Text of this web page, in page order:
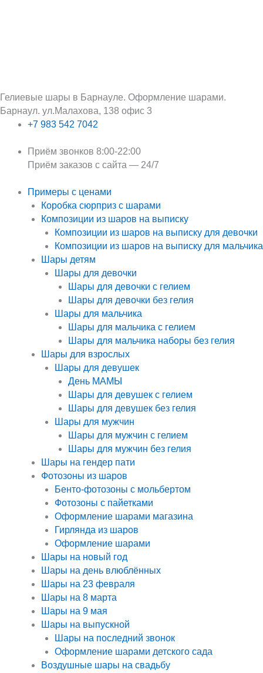
Гелиевые шары в Барнауле. Оформление шарами.
Барнаул. ул.Малахова, 138 офис 3
+7 983 542 7042
Приём звонков 8:00-22:00
Приём заказов с сайта — 24/7
Примеры с ценами
Коробка сюрприз с шарами
Композиции из шаров на выписку
Композиции из шаров на выписку для девочки
Композиции из шаров на выписку для мальчика
Шары детям
Шары для девочки
Шары для девочки с гелием
Шары для девочки без гелия
Шары для мальчика
Шары для мальчика с гелием
Шары для мальчика наборы без гелия
Шары для взрослых
Шары для девушек
День МАМЫ
Шары для девушек с гелием
Шары для девушек без гелия
Шары для мужчин
Шары для мужчин с гелием
Шары для мужчин без гелия
Шары на гендер пати
Фотозоны из шаров
Бенто-фотозоны с мольбертом
Фотозоны с пайетками
Оформление шарами магазина
Гирлянда из шаров
Оформление шарами
Шары на новый год
Шары на день влюблённых
Шары на 23 февраля
Шары на 8 марта
Шары на 9 мая
Шары на выпускной
Шары на последний звонок
Оформление шарами детского сада
Воздушные шары на свадьбу